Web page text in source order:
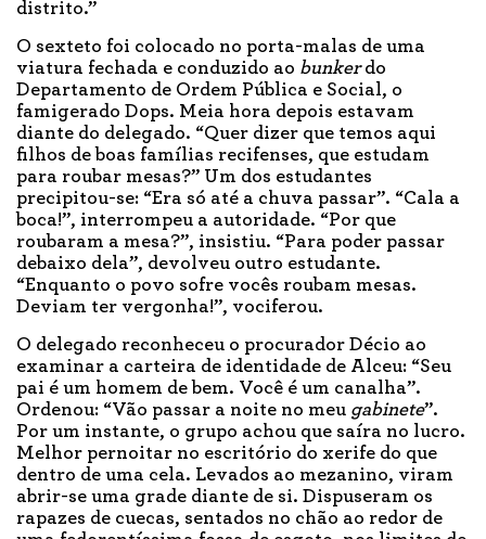
distrito.”
O sexteto foi colocado no porta-malas de uma
viatura fechada e conduzido ao bunkerdo
Departamento de Ordem Pública e Social, o
famigerado Dops. Meia hora depois estavam
diante do delegado. “Quer dizer que temos aqui
filhos de boas famílias recifenses, que estudam
para roubar mesas?” Um dos estudantes
precipitou-se: “Era só até a chuva passar”. “Cala a
boca!”, interrompeu a autoridade. “Por que
roubaram a mesa?”, insistiu. “Para poder passar
debaixo dela”, devolveu outro estudante.
“Enquanto o povo sofre vocês roubam mesas.
Deviam ter vergonha!”, vociferou.
O delegado reconheceu o procurador Décio ao
examinar a carteira de identidade de Alceu: “Seu
pai é um homem de bem. Você é um canalha”.
Ordenou: “Vão passar a noite no meu gabinete”.
Por um instante, o grupo achou que saíra no lucro.
Melhor pernoitar no escritório do xerife do que
dentro de uma cela. Levados ao mezanino, viram
abrir-se uma grade diante de si. Dispuseram os
rapazes de cuecas, sentados no chão ao redor de